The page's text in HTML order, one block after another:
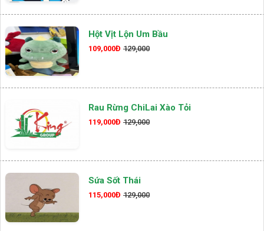
Hột Vịt Lộn Um Bầu
109,000Đ 129,000
Rau Rừng ChiLai Xào Tỏi
119,000Đ 129,000
Sứa Sốt Thái
115,000Đ 129,000